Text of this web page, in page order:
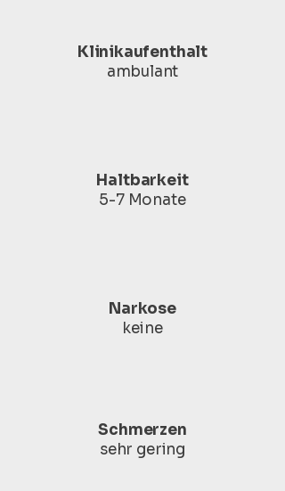
Klinikaufenthalt
ambulant
Haltbarkeit
5-7 Monate
Narkose
keine
Schmerzen
sehr gering